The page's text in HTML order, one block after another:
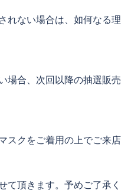
れない場合は、如何なる理
場合、次回以降の抽選販売
スクをご着用の上でご来店
て頂きます。予めご了承く